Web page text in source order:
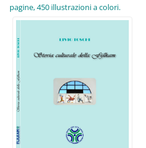
pagine, 450 illustrazioni a colori.